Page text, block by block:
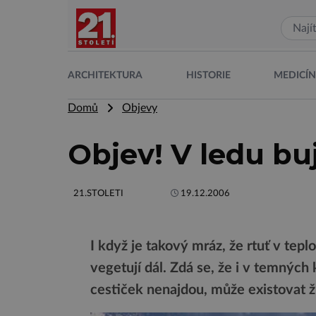
ARCHITEKTURA HISTORIE
Domů Objevy
Objev! V ledu
21.STOLETI 19.12.2006
I když je takový mráz, že rtuť v
vegetují dál. Zdá se, že i v
cestiček nenajdou, může existovat